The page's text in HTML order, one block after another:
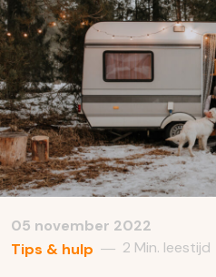
05 november 2022
Tips & hulp — 2 Min. leestijd